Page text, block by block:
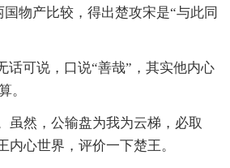
物产比较，得出楚攻宋是“与此同
话可说，口说“善哉”，其实他内心
。
虽然，公输盘为我为云梯，必取
内心世界，评价一下楚王。